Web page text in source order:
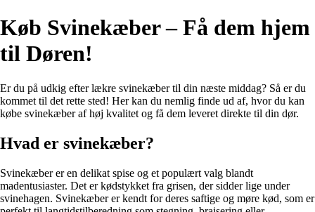
Køb Svinekæber – Få dem hjem
til Døren!
Er du på udkig efter lækre svinekæber til din næste middag? Så er du
kommet til det rette sted! Her kan du nemlig finde ud af, hvor du kan
købe svinekæber af høj kvalitet og få dem leveret direkte til din dør.
Hvad er svinekæber?
Svinekæber er en delikat spise og et populært valg blandt
madentusiaster. Det er kødstykket fra grisen, der sidder lige under
svinehagen. Svinekæber er kendt for deres saftige og møre kød, som er